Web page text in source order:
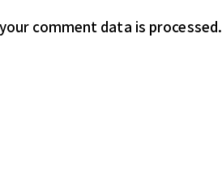
comment data is processed.